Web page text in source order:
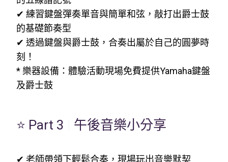
✔ 練習鍵盤彈奏單音與簡單和弦，敲打出爵士鼓
的基礎節奏型
✔ 透過鍵盤與爵士鼓，合奏出屬於自己的圓夢時
刻！
* 樂器設備：體驗活動現場免費提供Yamaha鍵盤
及爵士鼓
⭐ Part 3 午後音樂小分享
✔ 老師帶領下輕鬆合奏，現場玩出音樂默契